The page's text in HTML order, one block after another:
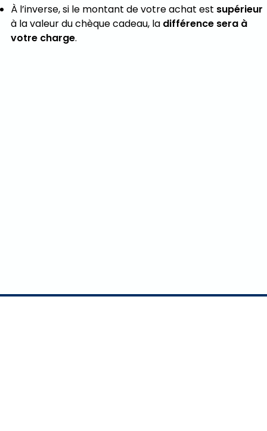
À l’inverse, si le montant de votre achat est supérieur
à la valeur du chèque cadeau, la différence sera à
votre charge.